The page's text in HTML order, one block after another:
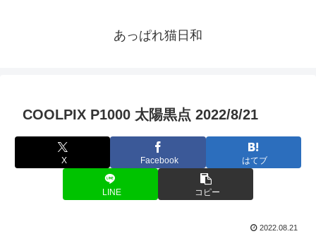
あっぱれ猫日和
COOLPIX P1000 太陽黒点 2022/8/21
X Facebook はてブ
LINE コピー
2022.08.21